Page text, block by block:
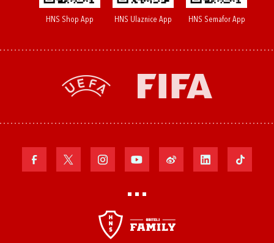
HNS Shop App HNS Ulaznice App HNS Semafor App